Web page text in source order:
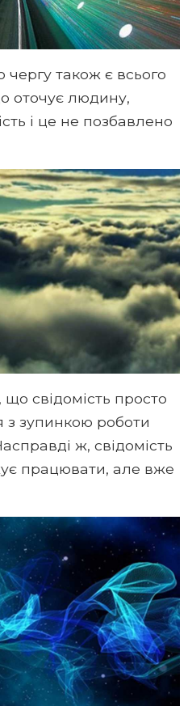
також є всього
оточує людину,
і це не позбавлено
свідомість просто
з зупинкою роботи
ж, свідомість
працювати, але вже